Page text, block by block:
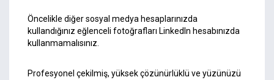
Öncelikle diğer sosyal medya hesaplarınızda
kullandığınız eğlenceli fotoğrafları LinkedIn hesabınızda
kullanmamalısınız.
Profesyonel çekilmiş, yüksek çözünürlüklü ve yüzünüzü